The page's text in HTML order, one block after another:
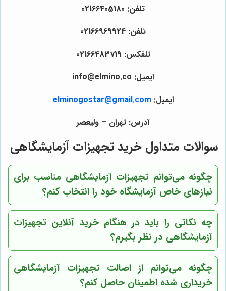
تلفن: 02166405180
تلفن: 02166969924
تلفکس: 02166483719
ایمیل: info@elmino.co
ایمیل:elminogostar@gmail.com
آدرس: تهران – ولیعصر
سوالات متداول خرید تجهیزات آزمایشگاهی
چگونه می‌توانم تجهیزات آزمایشگاهی مناسب برای
نیازهای خاص آزمایشگاه خود را انتخاب کنم؟
چه نکاتی را باید در هنگام خرید آنلاین تجهیزات
آزمایشگاهی در نظر بگیرم؟
چگونه می‌توانم از اصالت تجهیزات آزمایشگاهی
خریداری شده اطمینان حاصل کنم؟